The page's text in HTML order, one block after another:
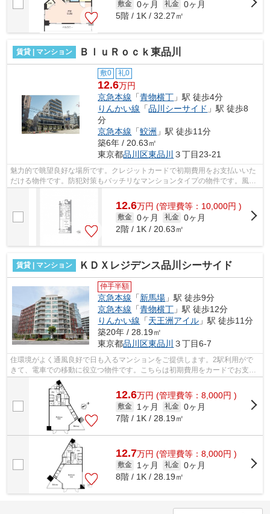
敷金 0ヶ月 礼金 0ヶ月
5階 / 1K / 32.27㎡
賃貸 | マンション ＢｌｕＲｏｃｋ東品川
敷0 礼0
12.6万円
京急本線 「青物横丁 」駅 徒歩4分
りんかい線 「品川シーサイド 」駅 徒歩8
分
京急本線 「鮫洲 」駅 徒歩11分
築6年 / 20.63㎡
東京都品川区東品川 ３丁目23-21
魅力的で眺望良好な場所です。クレジットカードで初期費用をお支払いいた
だける物件です。防犯対策もバッチリなマンションタイプの物件です。風通
12.6万円 (管理費等：10,000円 )
敷金 0ヶ月 礼金 0ヶ月
2階 / 1K / 20.63㎡
賃貸 | マンション ＫＤＸレジデンス品川シーサイド
仲手半額
京急本線 「新馬場 」駅 徒歩9分
京急本線 「青物横丁 」駅 徒歩12分
りんかい線 「天王洲アイル 」駅 徒歩11分
築20年 / 28.19㎡
東京都品川区東品川 ３丁目6-7
住環境がよく通風良好で日も入るマンションをご提供します。2駅利用がで
きて、電車での移動に役立つ物件です。こちらは初期費用をカードでお支払
いいただける物件です。通勤やお出かけ...
12.6万円 (管理費等：8,000円 )
敷金 1ヶ月 礼金 0ヶ月
7階 / 1K / 28.19㎡
12.7万円 (管理費等：8,000円 )
敷金 1ヶ月 礼金 0ヶ月
8階 / 1K / 28.19㎡